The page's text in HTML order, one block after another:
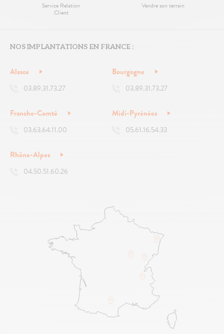
Service Relation
Client
Vendre son terrain
NOS IMPLANTATIONS EN FRANCE :
Alsace
03.89.31.73.27
Bourgogne
03.89.31.73.27
Franche-Comté
03.63.64.11.00
Midi-Pyrénées
05.61.16.54.33
Rhône-Alpes
04.50.51.60.26